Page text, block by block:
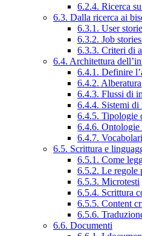
6.2.4. Ricerca
6.3. Dalla ricerca ai
6.3.1. User
6.3.2. Job
6.3.3. Criteri di
6.4. Architettura
6.4.1. Definire
6.4.2. Alberatura
6.4.3. Flussi di
6.4.4. Sistemi di
6.4.5. Tipologie
6.4.6. Ontologie
6.4.7.
6.5. Scrittura e
6.5.1. Come
6.5.2. Le regole
6.5.3. Microtesti
6.5.4. Scrittura
6.5.5. Content
6.5.6.
6.6. Documenti